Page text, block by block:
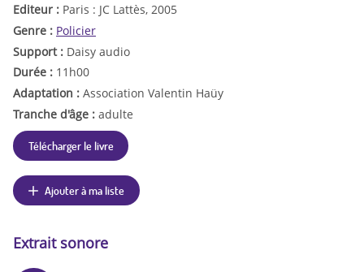
Editeur : Paris : JC Lattès, 2005
Genre : Policier
Support : Daisy audio
Durée : 11h00
Adaptation : Association Valentin Haüy
Tranche d'âge : adulte
Télécharger le livre
Ajouter à ma liste
Extrait sonore